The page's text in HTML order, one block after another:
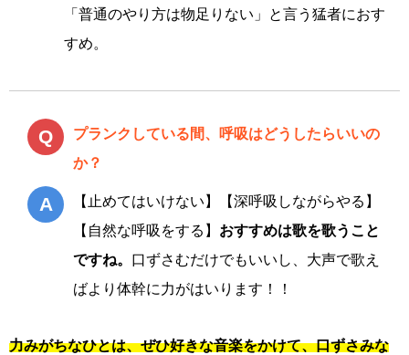
「普通のやり方は物足りない」と言う猛者におす
すめ。
プランクしている間、呼吸はどうしたらいいの
か？
【止めてはいけない】【深呼吸しながらやる】
【自然な呼吸をする】 おすすめは歌を歌うこと
ですね。 口ずさむだけでもいいし、大声で歌え
ばより体幹に力がはいります！！
力みがちなひとは、ぜひ好きな音楽をかけて、口ずさみな